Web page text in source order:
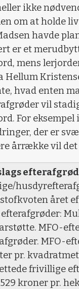
ikke
om at holde
havde
er et
mens
Hellum
hvad enten
vil
For
der er
årrække vil det
året
efterafgrøder:
MFO-
MFO-
pr.
frivillige
kroner pr.